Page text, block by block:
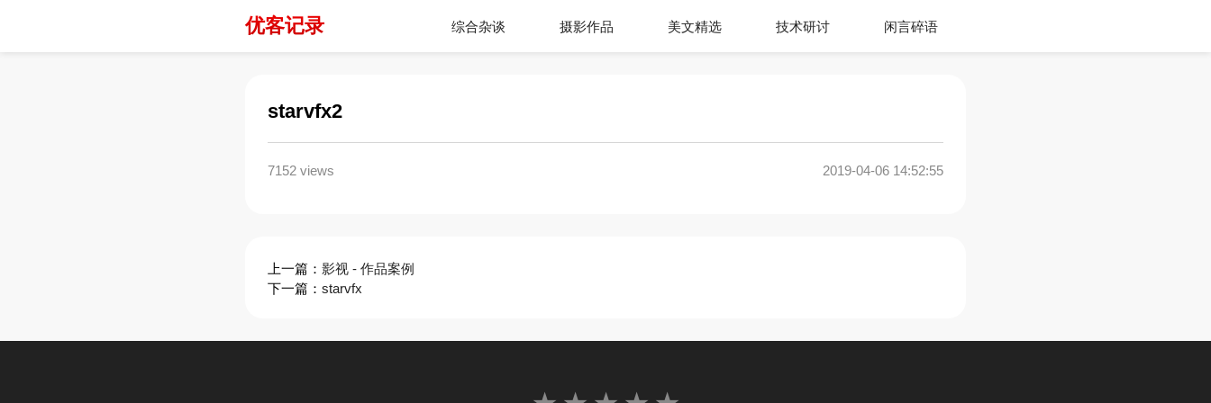
优客记录 综合杂谈 摄影作品 美文精选 技术研讨 闲言碎语
starvfx2
7152 views 2019-04-06 14:52:55
上一篇： 影视 - 作品案例
下一篇： starvfx